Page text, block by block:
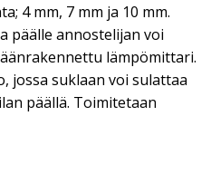
4 mm, 7 mm ja 10 mm.
päälle annostelijan voi
lämpömittari.
jossa suklaan voi sulattaa
päällä. Toimitetaan